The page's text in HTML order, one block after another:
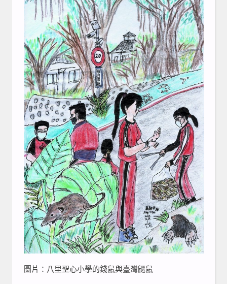
圖片：八里聖心小學的錢鼠與臺灣鼴鼠